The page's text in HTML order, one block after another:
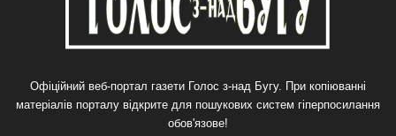
Офіційний веб-портал газети Голос з-над Бугу. При копіюванні
матеріалів порталу відкрите для пошукових систем гіперпосилання
обов'язове!